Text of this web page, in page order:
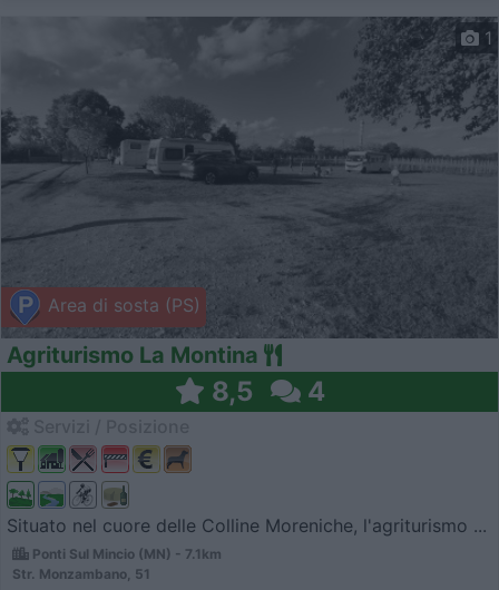
Area di sosta (PS)
1
Agriturismo La Montina
8,5 4
Situato nel cuore delle Colline Moreniche, l'agriturismo ...
Ponti Sul Mincio (MN) - 7.1km
Str. Monzambano, 51